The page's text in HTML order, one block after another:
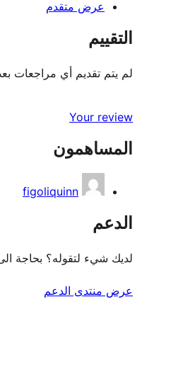
عرض متقدم
التقييم
لم يتم تقديم أي مراجعات
Your review
المساهمون
figoliquinn
الدعم
لديك شيء لتقوله؟ بحاجة
عرض منتدى الدعم